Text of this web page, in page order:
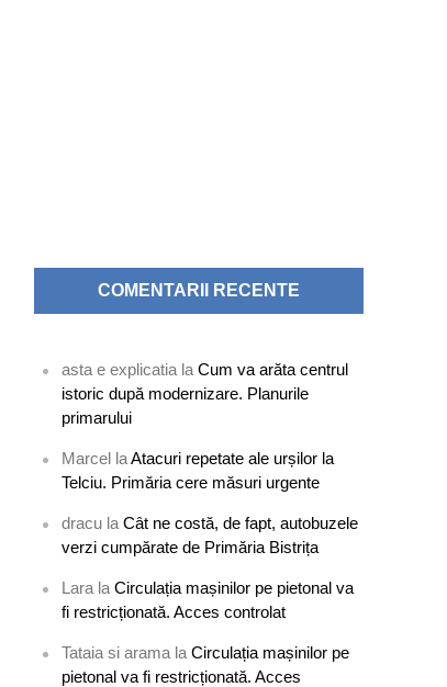
COMENTARII RECENTE
asta e explicatia laCum va arăta centrul
istoric după modernizare. Planurile
primarului
Marcel laAtacuri repetate ale urșilor la
Telciu. Primăria cere măsuri urgente
dracu laCât ne costă, de fapt, autobuzele
verzi cumpărate de Primăria Bistrița
Lara laCirculația mașinilor pe pietonal va
fi restricționată. Acces controlat
Tataia si arama laCirculația mașinilor pe
pietonal va fi restricționată. Acces